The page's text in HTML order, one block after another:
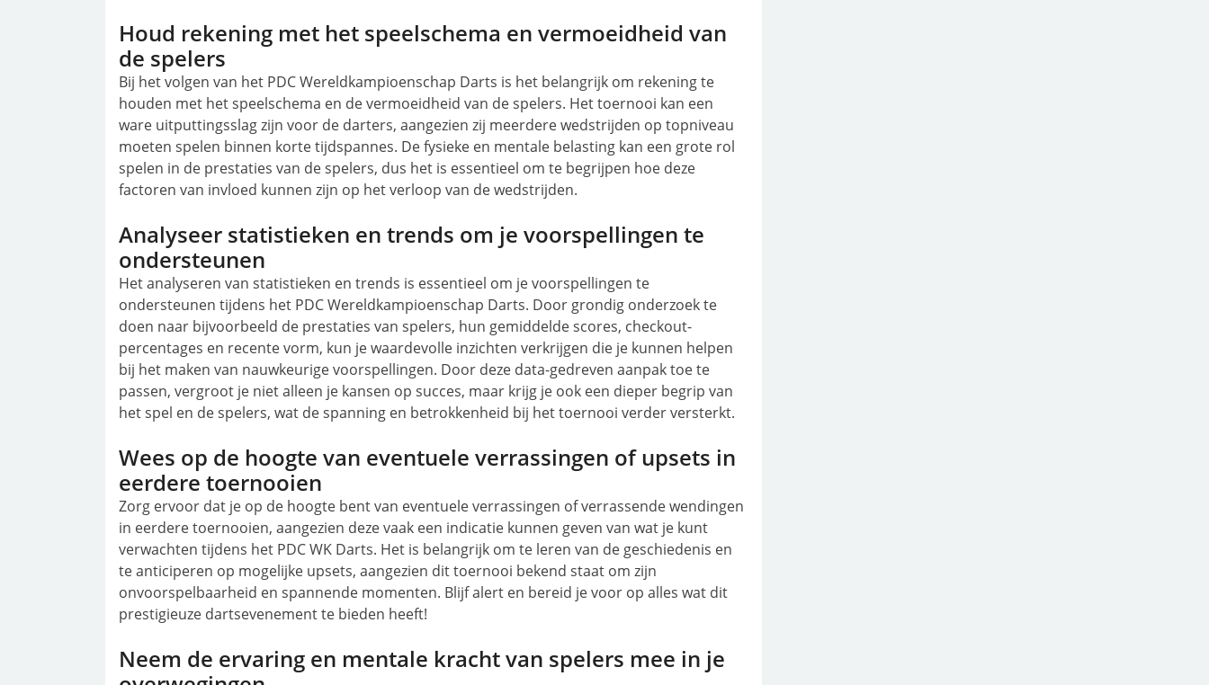
Houd rekening met het speelschema en vermoeidheid van
de spelers
Bij het volgen van het PDC Wereldkampioenschap Darts is het belangrijk om rekening te
houden met het speelschema en de vermoeidheid van de spelers. Het toernooi kan een
ware uitputtingsslag zijn voor de darters, aangezien zij meerdere wedstrijden op topniveau
moeten spelen binnen korte tijdspannes. De fysieke en mentale belasting kan een grote rol
spelen in de prestaties van de spelers, dus het is essentieel om te begrijpen hoe deze
factoren van invloed kunnen zijn op het verloop van de wedstrijden.
Analyseer statistieken en trends om je voorspellingen te
ondersteunen
Het analyseren van statistieken en trends is essentieel om je voorspellingen te
ondersteunen tijdens het PDC Wereldkampioenschap Darts. Door grondig onderzoek te
doen naar bijvoorbeeld de prestaties van spelers, hun gemiddelde scores, checkout-
percentages en recente vorm, kun je waardevolle inzichten verkrijgen die je kunnen helpen
bij het maken van nauwkeurige voorspellingen. Door deze data-gedreven aanpak toe te
passen, vergroot je niet alleen je kansen op succes, maar krijg je ook een dieper begrip van
het spel en de spelers, wat de spanning en betrokkenheid bij het toernooi verder versterkt.
Wees op de hoogte van eventuele verrassingen of upsets in
eerdere toernooien
Zorg ervoor dat je op de hoogte bent van eventuele verrassingen of verrassende wendingen
in eerdere toernooien, aangezien deze vaak een indicatie kunnen geven van wat je kunt
verwachten tijdens het PDC WK Darts. Het is belangrijk om te leren van de geschiedenis en
te anticiperen op mogelijke upsets, aangezien dit toernooi bekend staat om zijn
onvoorspelbaarheid en spannende momenten. Blijf alert en bereid je voor op alles wat dit
prestigieuze dartsevenement te bieden heeft!
Neem de ervaring en mentale kracht van spelers mee in je